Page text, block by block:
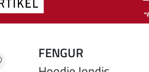
FENGUR